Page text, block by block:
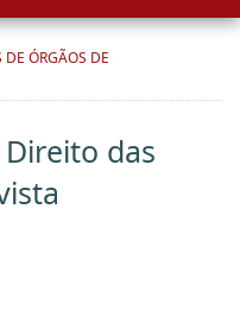
DE ÓRGÃOS DE
Direito das